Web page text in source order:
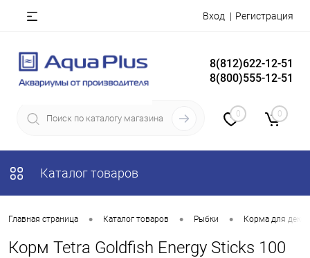
Вход Регистрация
8(812)622-12-51
8(800)555-12-51
0 0
Каталог товаров
Главная страница • Каталог товаров • Рыбки • Корма для
Корм Tetra Goldfish Energy Sticks 100